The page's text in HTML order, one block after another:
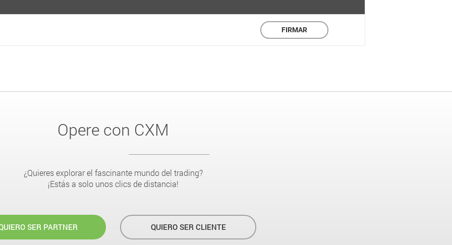
FIRMAR
Opere con CXM
¿Quieres explorar el fascinante mundo del trading?
¡Estás a solo unos clics de distancia!
SER PARTNER QUIERO SER CLIENTE